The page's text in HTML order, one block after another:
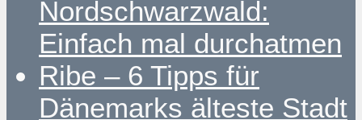
Nordschwarzwald:
Einfach mal durchatmen
Ribe – 6 Tipps für
Dänemarks älteste Stadt